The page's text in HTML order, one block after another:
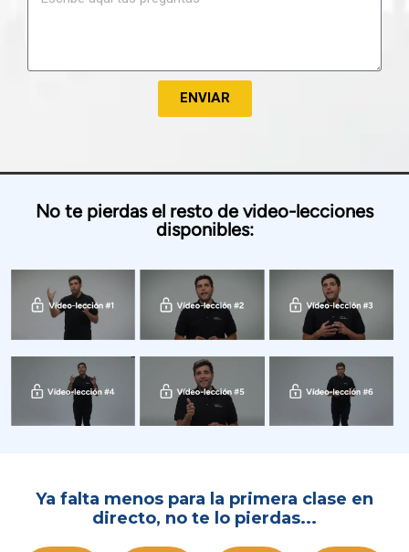
ENVIAR
No te pierdas el resto de video-lecciones
disponibles:
Ya falta menos para la primera clase en
directo, no te lo pierdas...